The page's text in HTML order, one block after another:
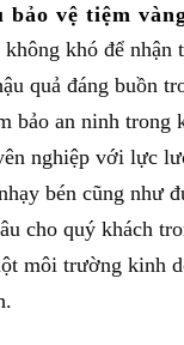
bảo vệ tiệm
khó để nhận
quả đáng buồn
bảo an ninh trong
nghiệp với lực
bén cũng như
cho quý khách
môi trường kinh